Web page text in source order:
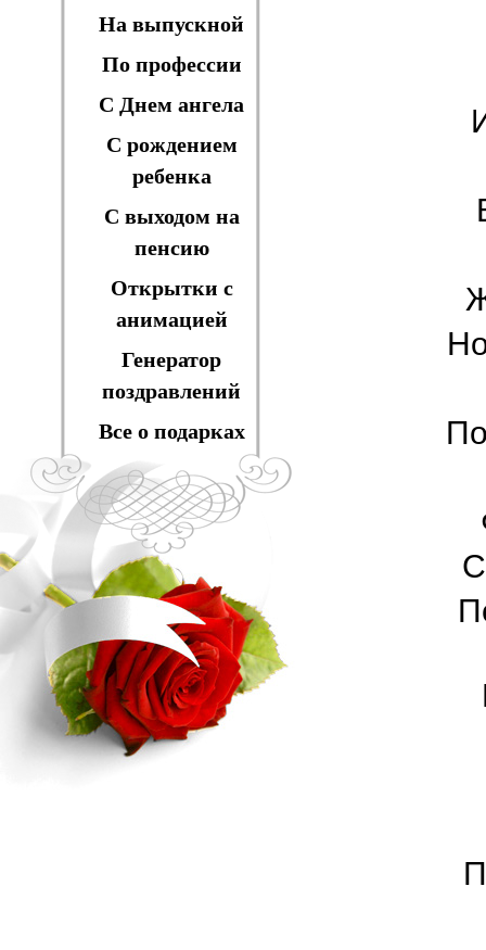
На выпускной
По профессии
С Днем ангела
С рождением
ребенка
С выходом на
пенсию
Открытки с
анимацией
Генератор
поздравлений
Все о подарках